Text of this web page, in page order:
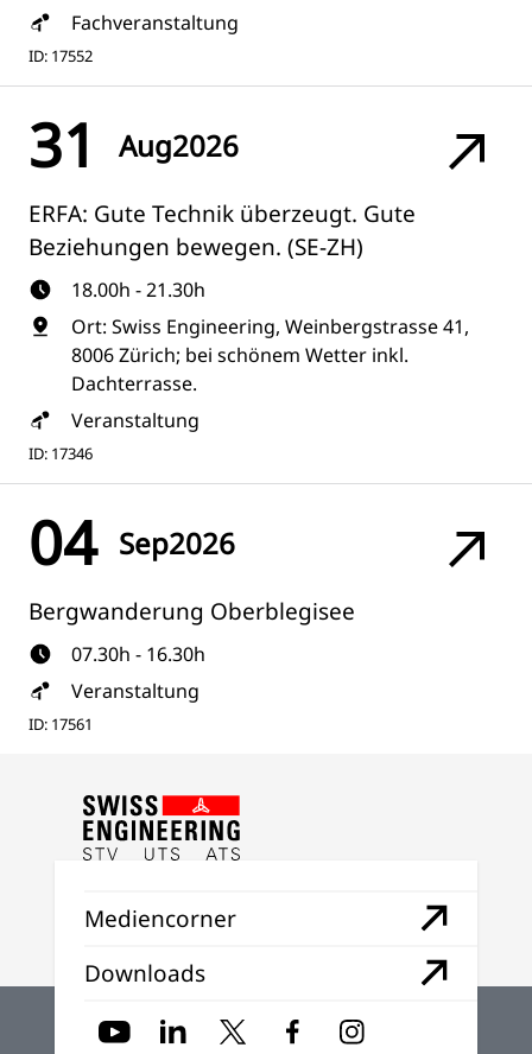
Fachveranstaltung
ID: 17552
31 Aug2026
ERFA: Gute Technik überzeugt. Gute
Beziehungen bewegen. (SE-ZH)
18.00h - 21.30h
Ort: Swiss Engineering, Weinbergstrasse 41,
8006 Zürich; bei schönem Wetter inkl.
Dachterrasse.
Veranstaltung
ID: 17346
04 Sep2026
Bergwanderung Oberblegisee
07.30h - 16.30h
Veranstaltung
ID: 17561
Mediencorner
Downloads